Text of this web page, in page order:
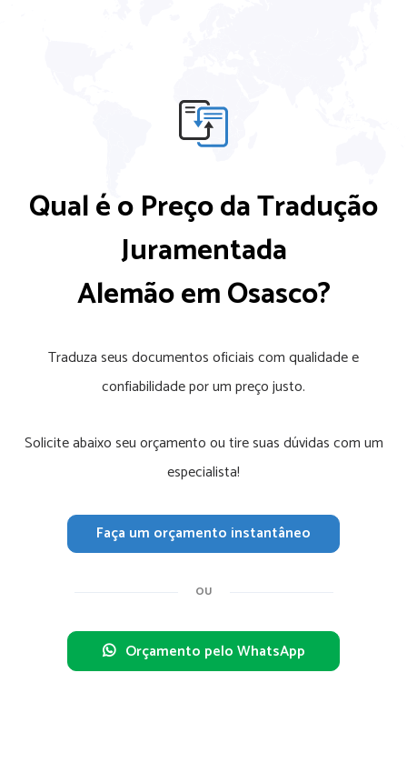
Qual é o Preço da Tradução
Juramentada
Alemão em Osasco?
Traduza seus documentos oficiais com qualidade e
confiabilidade por um preço justo.
Solicite abaixo seu orçamento ou tire suas dúvidas com um
especialista!
Faça um orçamento instantâneo
OU
Orçamento pelo WhatsApp